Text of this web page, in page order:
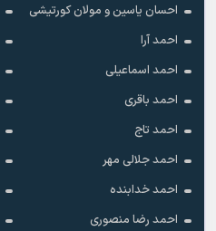
احسان یاسین و مولان کورتیشی
احمد آرا
احمد اسماعیلی
احمد باقری
احمد تاج
احمد جلالی مهر
احمد خدابنده
احمد رضا منصوری